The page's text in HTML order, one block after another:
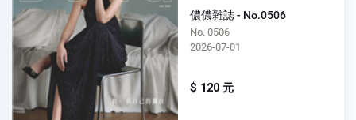
儂儂雜誌 - No.0506
No. 0506
2026-07-01
$ 120 元